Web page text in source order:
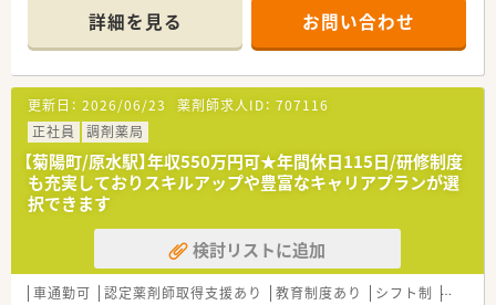
け付けているため、患者様一人ひとりに丁寧な対応が可能です。
■現在は常勤薬剤師1名体制で運営されており、地域住民の健康
を支える重要拠点として、深い服薬指導を行える環境が整ってい
ます。
【法人特徴について】
■創業40年を数え、福岡を中心にドラッグストアと調剤薬局を
約100店舗展開しており、地域医療に深く貢献している成長企業
です。
■健康経営優良法人ホワイト500に5年連続で認定されており、
社員の健康増進やワークライフバランスの向上に国からお墨付
きを得ています。
■調剤部門の離職率は7.4％と極めて低く、勤続10年以上のベテ
ランも多く在籍しているため、安定して長く働ける土壌が完成し
ています。
【こんな取り組みをしています】
詳細を見る お問い合わせ
更新日： 2026/06/23 薬剤師求人ID： 707116
正社員
調剤薬局
【菊陽町/原水駅】年収550万円可★年間休日115日/研修制度
も充実しておりスキルアップや豊富なキャリアプランが選
択できます
検討リストに追加
車通勤可 認定薬剤師取得支援あり 教育制度あり シフト制 かかり